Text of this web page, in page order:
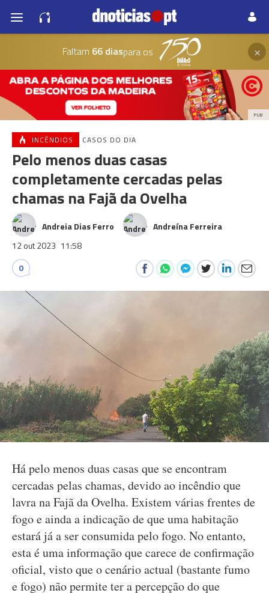
Faltam 66 diaspara os ×
PUB
INCÊNDIOS CASOS DO DIA
Pelo menos duas casas
completamente cercadas pelas
chamas na Fajã da Ovelha
Andreia Dias Ferro
Andreína Ferreira
12 out 2023 11:58
0
Há pelo menos duas casas que se encontram
cercadas pelas chamas, devido ao incêndio que
lavra na Fajã da Ovelha. Existem várias frentes de
fogo e ainda a indicação de que uma habitação
estará já a ser consumida pelo fogo. No entanto,
esta é uma informação que carece de confirmação
oficial, visto que o cenário actual (bastante fumo
e fogo) não permite ter a percepção do que